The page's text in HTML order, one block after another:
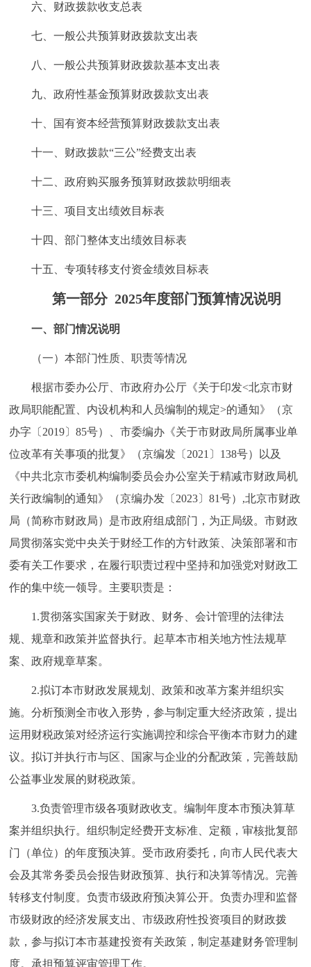
六、财政拨款收支总表
七、一般公共预算财政拨款支出表
八、一般公共预算财政拨款基本支出表
九、政府性基金预算财政拨款支出表
十、国有资本经营预算财政拨款支出表
十一、财政拨款“三公”经费支出表
十二、政府购买服务预算财政拨款明细表
十三、项目支出绩效目标表
十四、部门整体支出绩效目标表
十五、专项转移支付资金绩效目标表
第一部分 2025年度部门预算情况说明
一、部门情况说明
（一）本部门性质、职责等情况
根据市委办公厅、市政府办公厅《关于印发<北京市财
政局职能配置、内设机构和人员编制的规定>的通知》（京
办字〔2019〕85号）、市委编办《关于市财政局所属事业单
位改革有关事项的批复》（京编发〔2021〕138号）以及
《中共北京市委机构编制委员会办公室关于精减市财政局机
关行政编制的通知》（京编办发〔2023〕81号）,北京市财政
局（简称市财政局）是市政府组成部门，为正局级。市财政
局贯彻落实党中央关于财经工作的方针政策、决策部署和市
委有关工作要求，在履行职责过程中坚持和加强党对财政工
作的集中统一领导。主要职责是：
1.贯彻落实国家关于财政、财务、会计管理的法律法
规、规章和政策并监督执行。起草本市相关地方性法规草
案、政府规章草案。
2.拟订本市财政发展规划、政策和改革方案并组织实
施。分析预测全市收入形势，参与制定重大经济政策，提出
运用财税政策对经济运行实施调控和综合平衡本市财力的建
议。拟订并执行市与区、国家与企业的分配政策，完善鼓励
公益事业发展的财税政策。
3.负责管理市级各项财政收支。编制年度本市预决算草
案并组织执行。组织制定经费开支标准、定额，审核批复部
门（单位）的年度预决算。受市政府委托，向市人民代表大
会及其常务委员会报告财政预算、执行和决算等情况。完善
转移支付制度。负责市级政府预决算公开。负责办理和监督
市级财政的经济发展支出、市级政府性投资项目的财政拨
款，参与拟订本市基建投资有关政策，制定基建财务管理制
度。承担预算评审管理工作。